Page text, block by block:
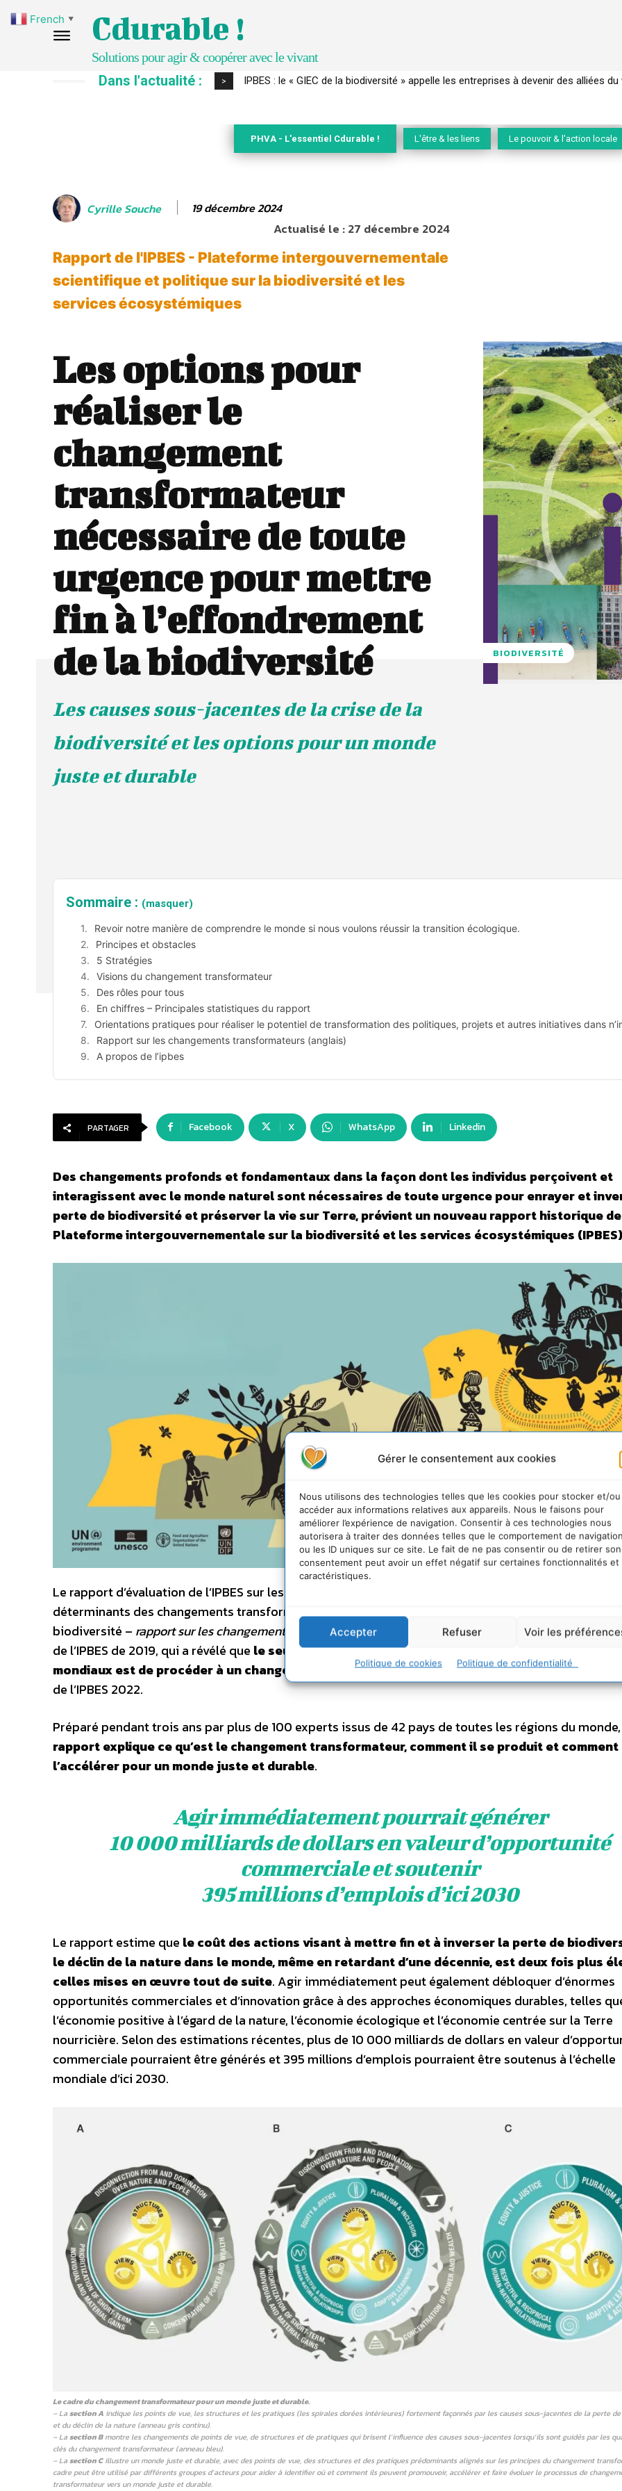
Gérer le consentement aux cookies
Nous utilisons des technologies telles que les cookies pour stocker et/ou
accéder aux informations relatives aux appareils. Nous le faisons pour
améliorer l’expérience de navigation. Consentir à ces technologies nous
autorisera à traiter des données telles que le comportement de navigation
ou les ID uniques sur ce site. Le fait de ne pas consentir ou de retirer son
consentement peut avoir un effet négatif sur certaines fonctionnalités et
caractéristiques.
Accepter Refuser Voir les
Politique de cookies Politique de confidentialité
Cdurable !
Solutions pour agir & coopérer avec le vivant
Dans l'actualité : > IPBES : le « GIEC de la biodiversité » appelle les entreprises à devenir des alliées du
PHVA - L'essentiel Cdurable ! L'être & les liens Le pouvoir & l'action locale
Cyrille Souche 19 décembre 2024
Actualisé le :27 décembre 2024
Rapport de l'IPBES - Plateforme intergouvernementale
scientifique et politique sur la biodiversité et les
services écosystémiques
Les options pour
réaliser le
changement
transformateur
nécessaire de toute
urgence pour mettre
fin à l’effondrement
de la biodiversité
Les causes sous-jacentes de la crise de la
biodiversité et les options pour un monde
juste et durable
BIODIVERSITÉ
Sommaire : (masquer)
Revoir notre manière de comprendre le monde si nous voulons réussir la transition écologique.
Principes et obstacles
5 Stratégies
Visions du changement transformateur
Des rôles pour tous
En chiffres – Principales statistiques du rapport
Orientations pratiques pour réaliser le potentiel de transformation des politiques, projets et autres initiatives dans
Rapport sur les changements transformateurs (anglais)
A propos de l’ipbes
PARTAGER Facebook X WhatsApp Linkedin
Des changements profonds et fondamentaux dans la façon dont les individus perçoivent et
interagissent avec le monde naturel sont nécessaires de toute urgence pour enrayer et
perte de biodiversité et préserver la vie sur Terre, prévient un nouveau rapport historique
Plateforme intergouvernementale sur la biodiversité et les services écosystémiques
Le rapport d’évaluation de l’IPBES sur les causes sous-jacentes de la perte de biodiversité, les
déterminants des changements transformateurs et les options pour atteindre la vision 2050 pour la
biodiversité – rapport sur les changements transformateurs
– s’appuie sur le rapport d’évaluation
de l’IPBES de 2019, qui a révélé que le seul moyen d’atteindre les objectifs de développement
mondiaux est de procéder à un changement transformateur, et sur le rapport d’évaluation des
de l’IPBES 2022.
Préparé pendant trois ans par plus de 100 experts issus de 42 pays de toutes les régions du monde,
rapport explique ce qu’est le changement transformateur, comment il se produit et comment
l’accélérer pour un monde juste et durable.
Agir immédiatement pourrait générer
10 000 milliards de dollars en valeur d’opportunité
commerciale et soutenir
395 millions d’emplois d’ici 2030
Le rapport estime que le coût des actions visant à mettre fin et à inverser la perte de
le déclin de la nature dans le monde, même en retardant d’une décennie, est deux fois plus
celles mises en œuvre tout de suite. Agir immédiatement peut également débloquer d’énormes
opportunités commerciales et d’innovation grâce à des approches économiques durables, telles
l’économie positive à l’égard de la nature, l’économie écologique et l’économie centrée sur la Terre
nourricière. Selon des estimations récentes, plus de 10 000 milliards de dollars en valeur
commerciale pourraient être générés et 395 millions d’emplois pourraient être soutenus à l’échelle
mondiale d’ici 2030.
Le cadre du changement transformateur pour un monde juste et durable.
– Lasection A indique les points de vue, les structures et les pratiques (les spirales dorées intérieures) fortement façonnés par les causes sous-jacentes de la perte
et du déclin de la nature (anneau gris continu).
– Lasection Bmontre les changements de points de vue, de structures et de pratiques qui brisent l’influence des causes sous-jacentes lorsqu’ils sont guidés par les
clés du changement transformateur (anneau bleu).
– Lasection Cillustre un monde juste et durable, avec des points de vue, des structures et des pratiques prédominants alignés sur les principes du changement
cadre peut être utilisé par différents groupes d’acteurs pour aider à identifier où et comment ils peuvent promouvoir, accélérer et faire évoluer le processus de
transformateur vers un monde juste et durable.
French ▼